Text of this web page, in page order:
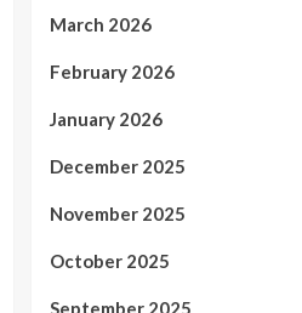
March 2026
February 2026
January 2026
December 2025
November 2025
October 2025
September 2025